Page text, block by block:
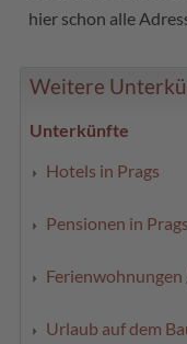
hier schon alle
Weitere
Unterkünfte
Hotels in Prags
Pensionen in Prags
Ferienwohnungen
Urlaub auf dem